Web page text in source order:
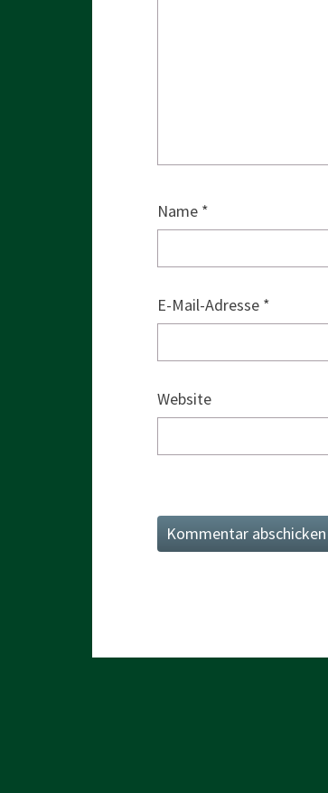
Name *
E-Mail-Adresse *
Website